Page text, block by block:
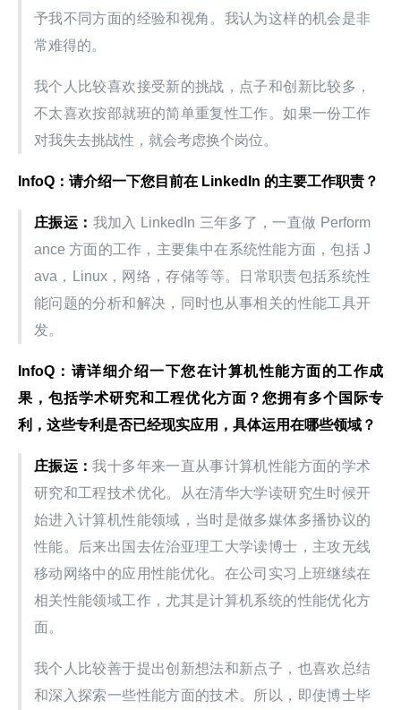
予我不同方面的经验和视角。我认为这样的机会是非
常难得的。
我个人比较喜欢接受新的挑战，点子和创新比较多，
不太喜欢按部就班的简单重复性工作。如果一份工作
对我失去挑战性，就会考虑换个岗位。
InfoQ：请介绍一下您目前在 LinkedIn 的主要工作职责？
庄振运： 我加入 LinkedIn 三年多了，一直做 Perform
ance 方面的工作，主要集中在系统性能方面，包括 J
ava，Linux，网络，存储等等。日常职责包括系统性
能问题的分析和解决，同时也从事相关的性能工具开
发。
InfoQ：请详细介绍一下您在计算机性能方面的工作成
果，包括学术研究和工程优化方面？您拥有多个国际专
利，这些专利是否已经现实应用，具体运用在哪些领域？
庄振运：我十多年来一直从事计算机性能方面的学术
研究和工程技术优化。从在清华大学读研究生时候开
始进入计算机性能领域，当时是做多媒体多播协议的
性能。后来出国去佐治亚理工大学读博士，主攻无线
移动网络中的应用性能优化。在公司实习上班继续在
相关性能领域工作，尤其是计算机系统的性能优化方
面。
我个人比较善于提出创新想法和新点子，也喜欢总结
和深入探索一些性能方面的技术。所以，即使博士毕